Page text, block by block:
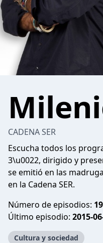
CADENA SER
Escucha todos los
3\u0022, dirigido y
se emitió en las
en la Cadena SER.
Número de episodios:
Último episodio: 2015-
Cultura y sociedad